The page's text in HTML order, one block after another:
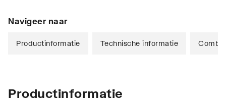
Navigeer naar
Productinformatie Technische informatie
Productinformatie